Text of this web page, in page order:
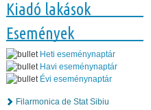
Kiadó lakások
Események
Heti eseménynaptár
Havi eseménynaptár
Évi eseménynaptár
Filarmonica de Stat Sibiu